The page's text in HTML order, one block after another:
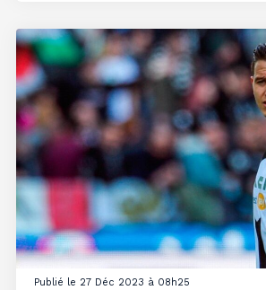
Publié le 27 Déc 2023 à 08h25